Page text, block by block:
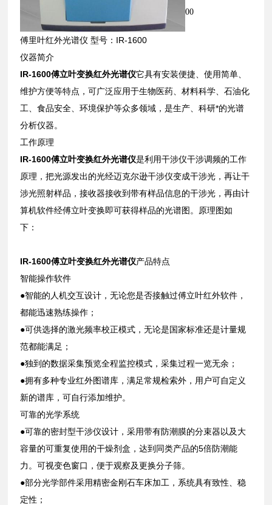
00
傅里叶红外光谱仪 型号：IR-1600
仪器简介
IR-1600傅立叶变换红外光谱仪它具有安装便捷、使用简单、
维护方便等特点，可广泛应用于生物医药、材料科学、石油化
工、食品安全、环境保护等众多领域，是生产、科研*的光谱
分析仪器。
工作原理
IR-1600傅立叶变换红外光谱仪是利用干涉仪干涉调频的工作
原理，把光源发出的光经迈克尔逊干涉仪变成干涉光，再让干
涉光照射样品，接收器接收到带有样品信息的干涉光，再由计
算机软件经傅立叶变换即可获得样品的光谱图。原理图如
下：
IR-1600傅立叶变换红外光谱仪产品特点
智能操作软件
●智能的人机交互设计，无论您是否接触过傅立叶红外软件，
都能迅速熟练操作；
●可供选择的激光频率校正模式，无论是国家标准还是计量规
范都能满足；
●独到的数据采集预览全程监控模式，采集过程一览无余；
●拥有多种专业红外图谱库，满足常规检索外，用户可自定义
新的谱库，可自行添加维护。
可靠的光学系统
●可靠的密封型干涉仪设计，采用带有防潮膜的分束器以及大
容量的可重复使用的干燥剂盒，达到同类产品的5倍防潮能
力。可视变色窗口，便于观察及更换分子筛。
●部分光学部件采用精密金刚石车床加工，系统具有致性、稳
定性；